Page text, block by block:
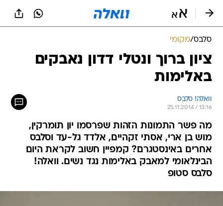
סלבס/מקומי
ציון ברוך ונטלי דדון נאבקים
באלימות
וואלה! סלבס
25.11.2014 / 13:16
מה פשר התמונות הזהות שפרסמו יון תומרקין,
מוש בן ארי, אסתי זקהיים, אלדד גל-עד וסלבס
אחרים באינסטגרם? קמפיין חשוב לקראת היום
הבינלאומי למאבק באלימות נגד נשים. וואלה!
סלבס סטופ